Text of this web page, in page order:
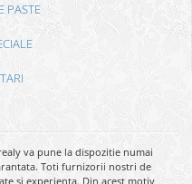
PASTE
va pune la dispozitie numai
Toti furnizorii nostri de
si experienta. Din acest motiv